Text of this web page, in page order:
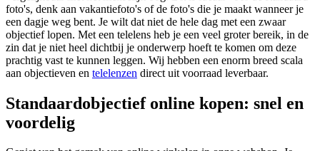
foto's, denk aan vakantiefoto's of de foto's die je maakt wanneer je
een dagje weg bent. Je wilt dat niet de hele dag met een zwaar
objectief lopen. Met een telelens heb je een veel groter bereik, in de
zin dat je niet heel dichtbij je onderwerp hoeft te komen om deze
prachtig vast te kunnen leggen. Wij hebben een enorm breed scala
aan objectieven en telelenzen direct uit voorraad leverbaar.
Standaardobjectief online kopen: snel en
voordelig